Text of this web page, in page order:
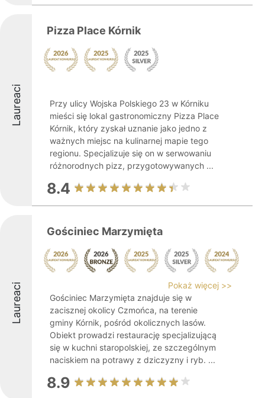
Laureaci
Pizza Place Kórnik
Przy ulicy Wojska Polskiego 23 w Kórniku
mieści się lokal gastronomiczny Pizza Place
Kórnik, który zyskał uznanie jako jedno z
ważnych miejsc na kulinarnej mapie tego
regionu. Specjalizuje się on w serwowaniu
różnorodnych pizz, przygotowywanych ...
8.4
Laureaci
Gościniec Marzymięta
Pokaż więcej >>
Gościniec Marzymięta znajduje się w
zacisznej okolicy Czmońca, na terenie
gminy Kórnik, pośród okolicznych lasów.
Obiekt prowadzi restaurację specjalizującą
się w kuchni staropolskiej, ze szczególnym
naciskiem na potrawy z dziczyzny i ryb. ...
8.9